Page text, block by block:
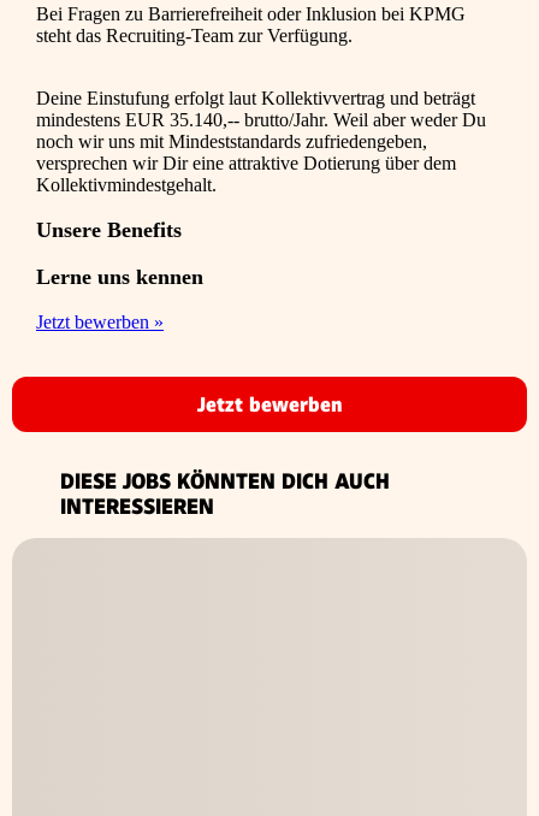
Bei Fragen zu Barrierefreiheit oder Inklusion bei KPMG
steht das Recruiting-Team zur Verfügung.
Deine Einstufung erfolgt laut Kollektivvertrag und beträgt
mindestens EUR 35.140,-- brutto/Jahr. Weil aber weder Du
noch wir uns mit Mindeststandards zufriedengeben,
versprechen wir Dir eine attraktive Dotierung über dem
Kollektivmindestgehalt.
Unsere Benefits
Lerne uns kennen
Jetzt bewerben »
Jetzt bewerben
DIESE JOBS KÖNNTEN DICH AUCH
INTERESSIEREN